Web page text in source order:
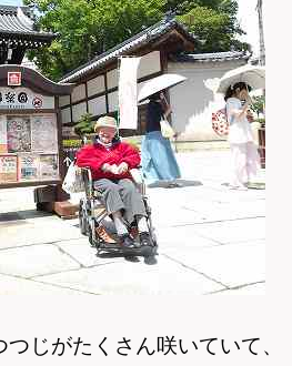
じがたくさん咲いていて、